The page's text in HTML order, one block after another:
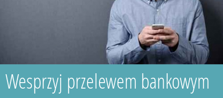
Wesprzyj przelewem bankowym